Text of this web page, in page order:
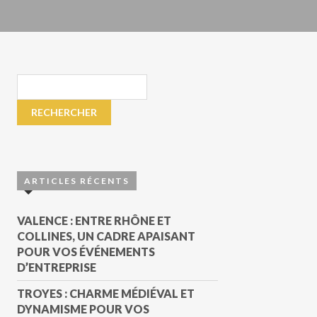
ARTICLES RÉCENTS
VALENCE : ENTRE RHÔNE ET
COLLINES, UN CADRE APAISANT
POUR VOS ÉVÉNEMENTS
D’ENTREPRISE
TROYES : CHARME MÉDIÉVAL ET
DYNAMISME POUR VOS